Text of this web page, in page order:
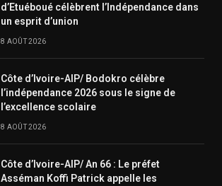
d’Etuéboué célèbrent l’Indépendance dans
un esprit d’union
8 AOÛT 2026
Côte d’Ivoire-AIP/ Bodokro célèbre
l’indépendance 2026 sous le signe de
l’excellence scolaire
8 AOÛT 2026
Côte d’Ivoire-AIP/ An 66 : Le préfet
Asséman Koffi Patrick appelle les